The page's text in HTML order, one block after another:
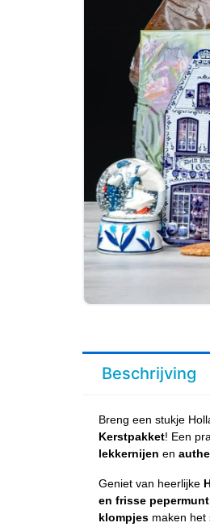
Beschrijving
Breng een stukje
Kerstpakket! Een
lekkernijen en
Geniet van heerlijke
en frisse pepermunt
klompjes maken het